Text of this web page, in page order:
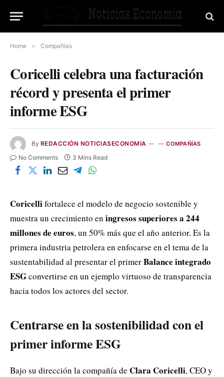
Home » Compañías
Coricelli celebra una facturación
récord y presenta el primer
informe ESG
By REDACCIÓN NOTICIASECONOMIA COMPAÑÍAS
No Comments 3 Mins Read
Coricellifortalece el modelo de negocio sostenible y
muestra un crecimiento en ingresos superiores a 244
millones de euros, un 50% más que el año anterior. Es la
primera industria petrolera en enfocarse en el tema de la
sustentabilidad al presentar el primerBalance integrado
ESGconvertirse en un ejemplo virtuoso de transparencia
hacia todos los actores del sector.
Centrarse en la sostenibilidad con el
primer informe ESG
Bajo su dirección la compañía de Clara Coricelli, CEO y